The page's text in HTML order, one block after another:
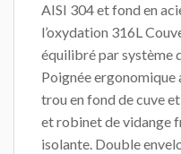
AISI 304 et fond en
l’oxydation 316L
équilibré par système
Poignée ergonomique
trou en fond de cuve
et robinet de vidange
isolante. Double